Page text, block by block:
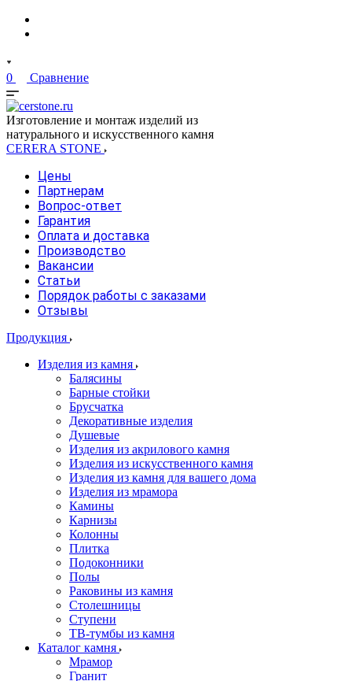
0 Сравнение
Изготовление и монтаж изделий из
натурального и искусственного камня
CERERA STONE
Цены
Партнерам
Вопрос-ответ
Гарантия
Оплата и доставка
Производство
Вакансии
Статьи
Порядок работы с заказами
Отзывы
Продукция
Изделия из камня
Балясины
Барные стойки
Брусчатка
Декоративные изделия
Душевые
Изделия из акрилового камня
Изделия из искусственного камня
Изделия из камня для вашего дома
Изделия из мрамора
Камины
Карнизы
Колонны
Плитка
Подоконники
Полы
Раковины из камня
Столешницы
Ступени
ТВ-тумбы из камня
Каталог камня
Мрамор
Гранит